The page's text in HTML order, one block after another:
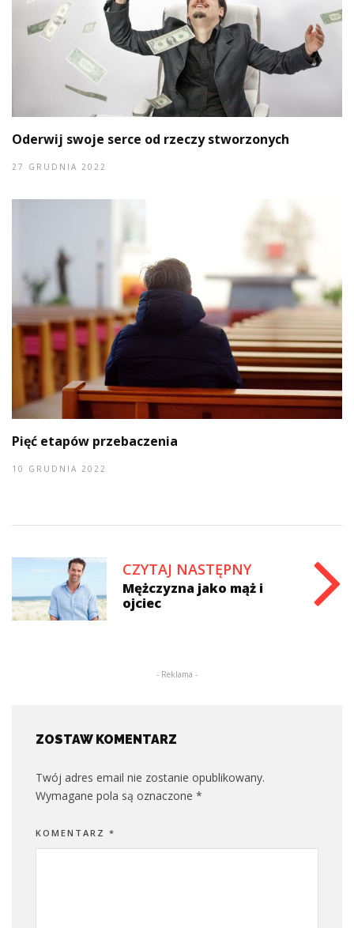
Oderwij swoje serce od rzeczy stworzonych
27 GRUDNIA 2022
Pięć etapów przebaczenia
10 GRUDNIA 2022
CZYTAJ NASTĘPNY
Mężczyzna jako mąż i
ojciec
- Reklama -
ZOSTAW KOMENTARZ
Twój adres email nie zostanie opublikowany.
Wymagane pola są oznaczone *
KOMENTARZ *